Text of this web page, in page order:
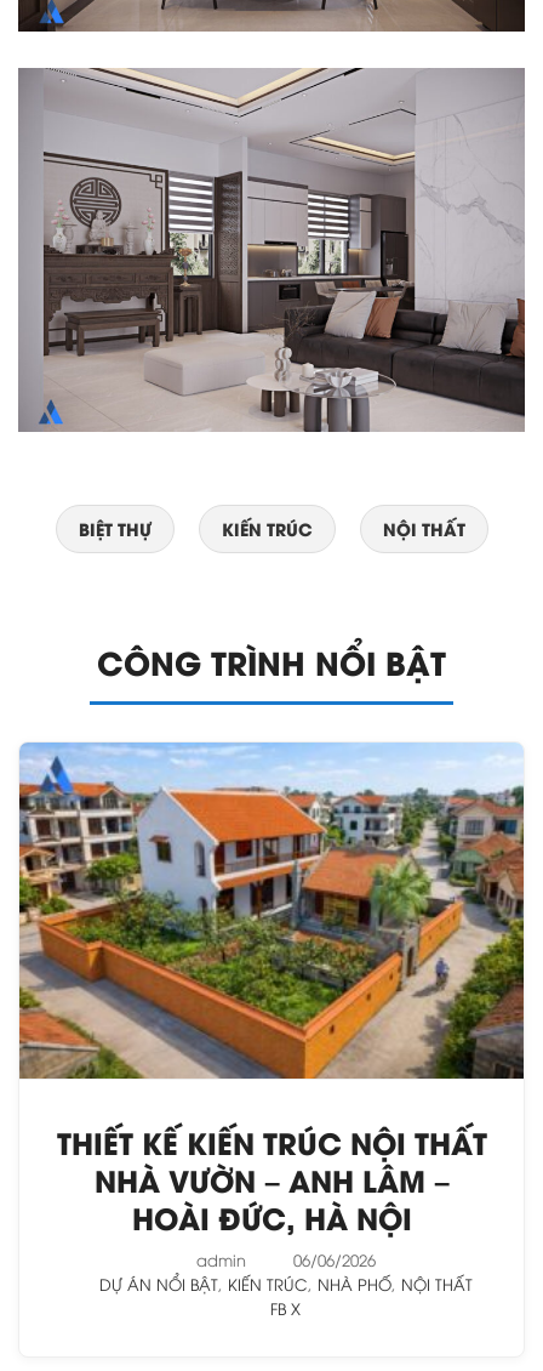
BIỆT THỰ KIẾN TRÚC NỘI THẤT
CÔNG TRÌNH NỔI BẬT
THIẾT KẾ KIẾN TRÚC NỘI THẤT
NHÀ VƯỜN – ANH LÂM –
HOÀI ĐỨC, HÀ NỘI
admin
06/06/2026
DỰ ÁN NỔI BẬT, KIẾN TRÚC, NHÀ PHỐ, NỘI THẤT
FB X